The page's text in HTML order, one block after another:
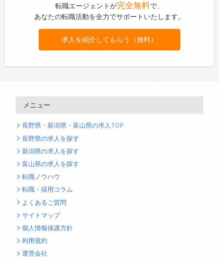
転職エージェントが完全無料で、
あなたの転職活動を全力でサポートいたします。
求人を紹介してもらう（無料）
メニュー
長野県・新潟県・富山県の求人TOP
長野県の求人を探す
新潟県の求人を探す
富山県の求人を探す
転職ノウハウ
転職・採用コラム
よくあるご質問
サイトマップ
個人情報保護方針
利用規約
運営会社